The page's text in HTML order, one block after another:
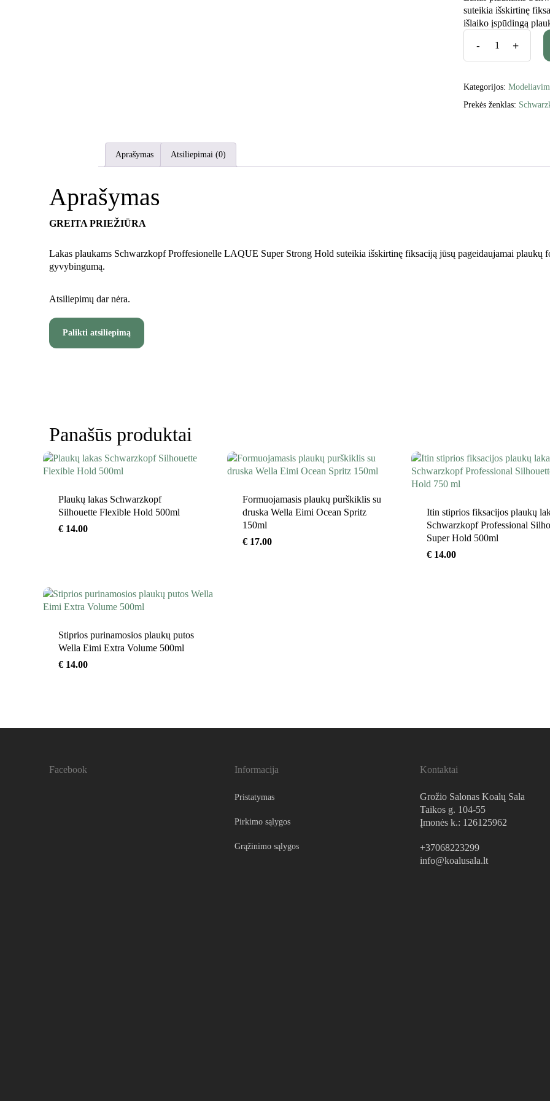
suteikia išskirtinę
išlaiko įspūdingą
Kategorijos:
Prekės ženklas:
Aprašymas Atsiliepimai (0)
Aprašymas
GREITA PRIEŽIŪRA
Lakas plaukams Schwarzkopf Proffesionelle LAQUE Super Strong Hold suteikia išskirtinę fiksaciją jūsų pageidaujamai plaukų
gyvybingumą.
Atsiliepimų dar nėra.
Palikti atsiliepimą
Panašūs produktai
Plaukų lakas Schwarzkopf
Silhouette Flexible Hold 500ml
€ 14.00
Formuojamasis plaukų purškiklis su
druska Wella Eimi Ocean Spritz
150ml
€17.00
Itin stiprios fiksacijos plaukų
Schwarzkopf Professional
Super Hold 500ml
€14.00
Stiprios purinamosios plaukų putos
Wella Eimi Extra Volume 500ml
€ 14.00
Facebook Informacija
Pristatymas
Pirkimo sąlygos
Grąžinimo sąlygos
Kontaktai
Grožio Salonas Koalų Sala
Taikos g. 104-55
Įmonės k.: 126125962
+37068223299
info@koalusala.lt